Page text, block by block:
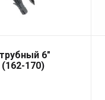
6″
(162-170)